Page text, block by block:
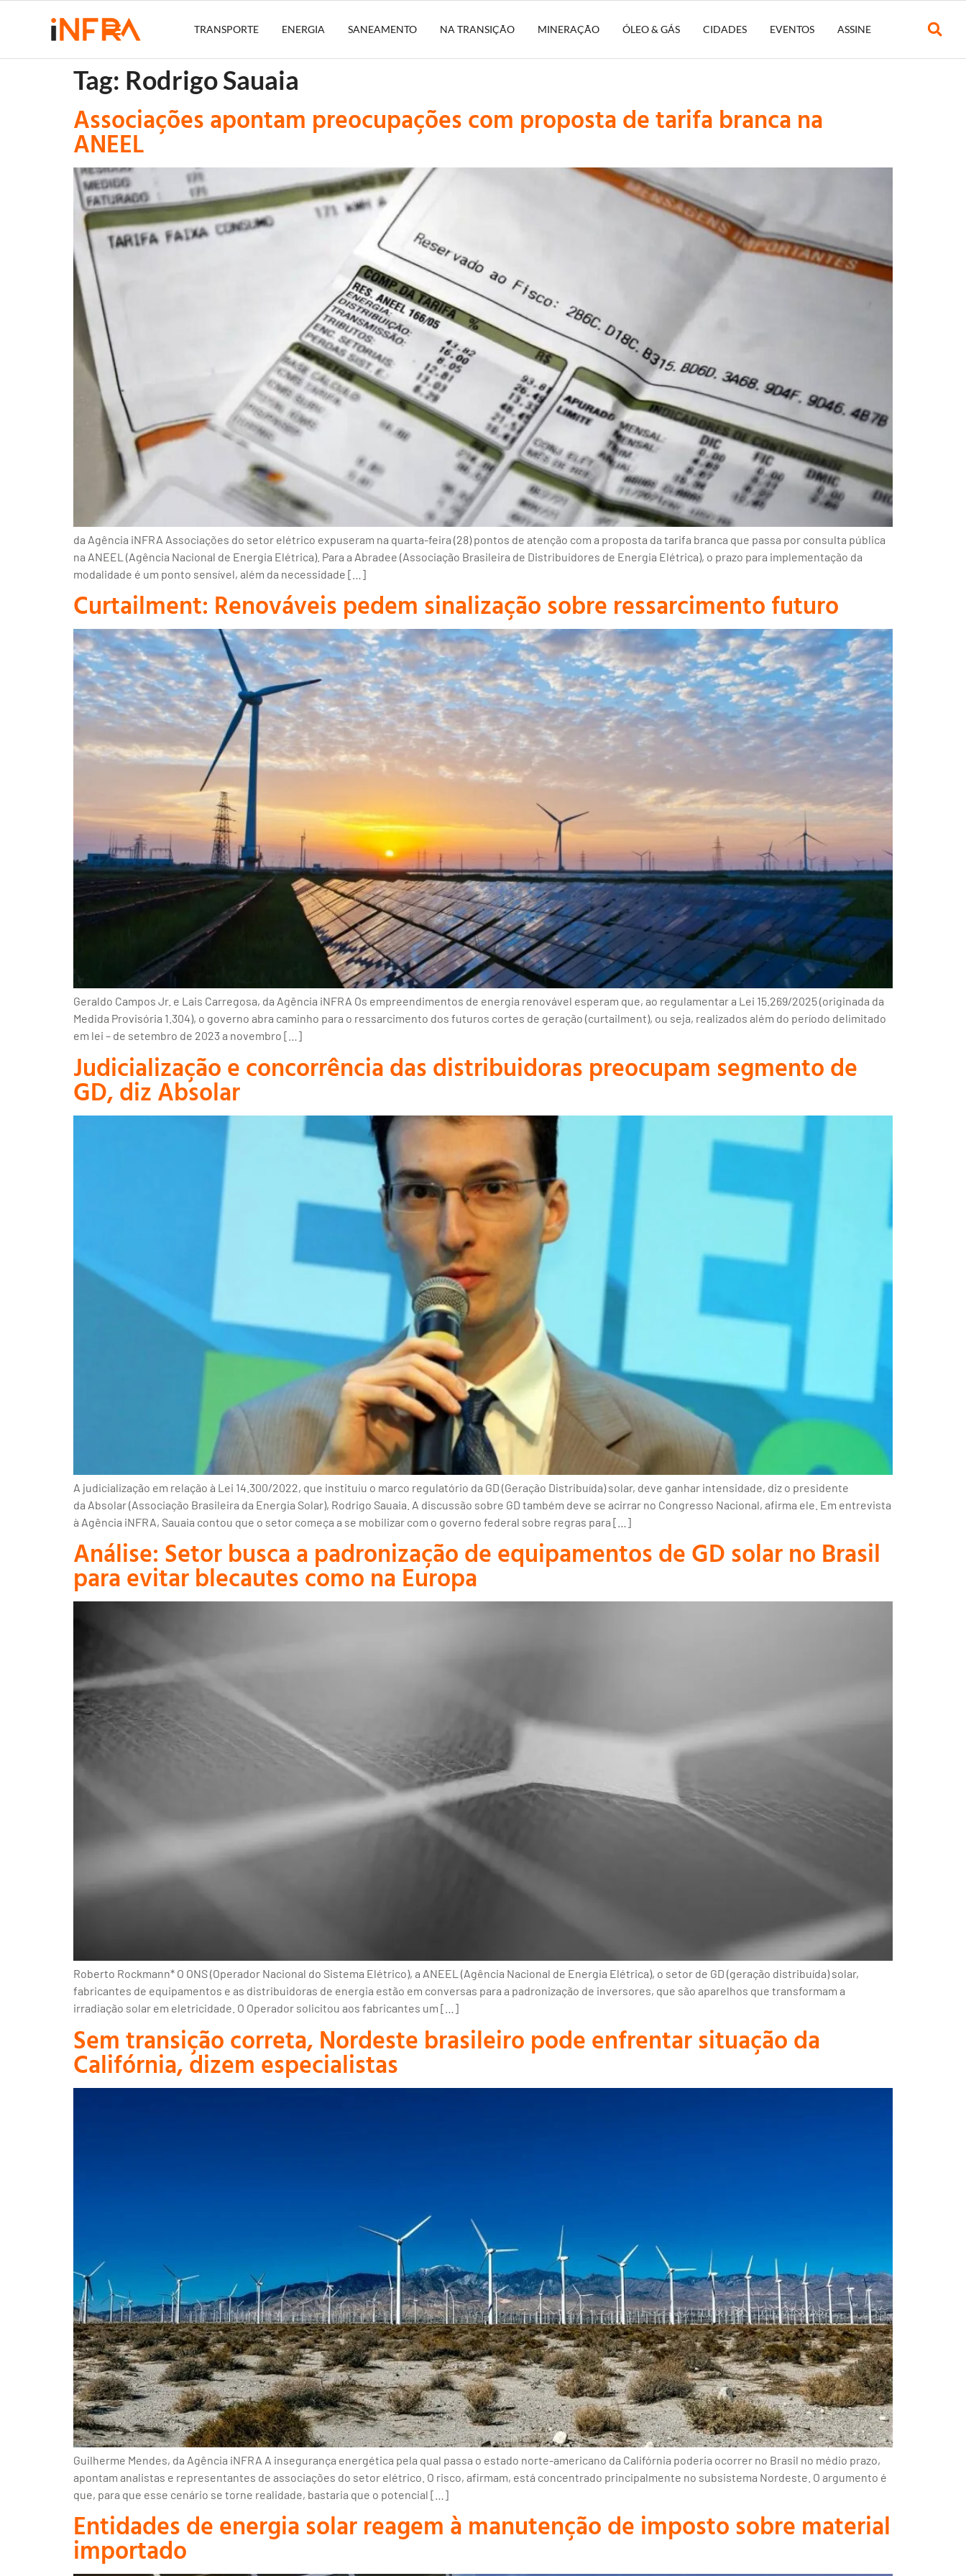
TRANSPORTE ENERGIA SANEAMENTO NA TRANSIÇÃO MINERAÇÃO ÓLEO & GÁS CIDADES EVENTOS ASSINE
Tag: Rodrigo Sauaia
Associações apontam preocupações com proposta de tarifa branca na
ANEEL
da Agência iNFRA Associações do setor elétrico expuseram na quarta-feira (28) pontos de atenção com a proposta da tarifa branca que passa por consulta pública
na ANEEL (Agência Nacional de Energia Elétrica). Para a Abradee (Associação Brasileira de Distribuidores de Energia Elétrica), o prazo para implementação da
modalidade é um ponto sensível, além da necessidade […]
Curtailment: Renováveis pedem sinalização sobre ressarcimento futuro
Geraldo Campos Jr. e Lais Carregosa, da Agência iNFRA Os empreendimentos de energia renovável esperam que, ao regulamentar a Lei 15.269/2025 (originada da
Medida Provisória 1.304), o governo abra caminho para o ressarcimento dos futuros cortes de geração (curtailment), ou seja, realizados além do período delimitado
em lei – de setembro de 2023 a novembro […]
Judicialização e concorrência das distribuidoras preocupam segmento de
GD, diz Absolar
A judicialização em relação à Lei 14.300/2022, que instituiu o marco regulatório da GD (Geração Distribuída) solar, deve ganhar intensidade, diz o presidente
da Absolar (Associação Brasileira da Energia Solar), Rodrigo Sauaia. A discussão sobre GD também deve se acirrar no Congresso Nacional, afirma ele. Em entrevista
à Agência iNFRA, Sauaia contou que o setor começa a se mobilizar com o governo federal sobre regras para […]
Análise: Setor busca a padronização de equipamentos de GD solar no Brasil
para evitar blecautes como na Europa
Roberto Rockmann* O ONS (Operador Nacional do Sistema Elétrico), a ANEEL (Agência Nacional de Energia Elétrica), o setor de GD (geração distribuída) solar,
fabricantes de equipamentos e as distribuidoras de energia estão em conversas para a padronização de inversores, que são aparelhos que transformam a
irradiação solar em eletricidade. O Operador solicitou aos fabricantes um […]
Sem transição correta, Nordeste brasileiro pode enfrentar situação da
Califórnia, dizem especialistas
Guilherme Mendes, da Agência iNFRA A insegurança energética pela qual passa o estado norte-americano da Califórnia poderia ocorrer no Brasil no médio prazo,
apontam analistas e representantes de associações do setor elétrico. O risco, afirmam, está concentrado principalmente no subsistema Nordeste. O argumento é
que, para que esse cenário se torne realidade, bastaria que o potencial […]
Entidades de energia solar reagem à manutenção de imposto sobre material
importado